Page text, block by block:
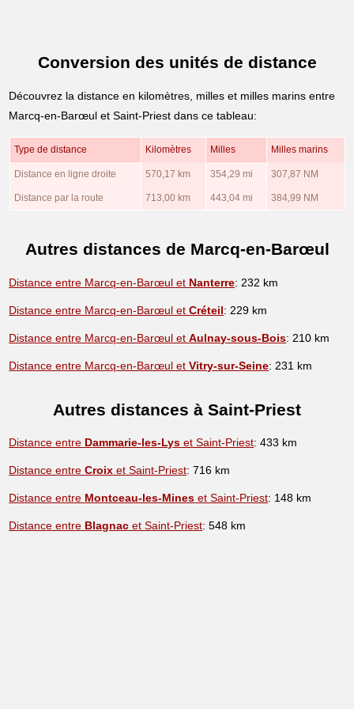
Conversion des unités de distance
Découvrez la distance en kilomètres, milles et milles marins entre
Marcq-en-Barœul et Saint-Priest dans ce tableau:
Type de distance Kilomètres Milles Milles marins
Distance en ligne droite 570,17 km 354,29 mi 307,87 NM
Distance par la route 713,00 km 443,04 mi 384,99 NM
Autres distances de Marcq-en-Barœul
Distance entre Marcq-en-Barœul et Nanterre: 232 km
Distance entre Marcq-en-Barœul etCréteil: 229 km
Distance entre Marcq-en-Barœul etAulnay-sous-Bois: 210 km
Distance entre Marcq-en-Barœul etVitry-sur-Seine: 231 km
Autres distances à Saint-Priest
Distance entre Dammarie-les-Lys et Saint-Priest: 433 km
Distance entreCroix et Saint-Priest: 716 km
Distance entre Montceau-les-Mines et Saint-Priest: 148 km
Distance entre Blagnac et Saint-Priest: 548 km